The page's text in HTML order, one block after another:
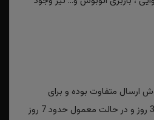
ارسال متفاوت بوده و برای
روش‌های سریع بین 2 تا 3 روز و در حالت معمول حدود 7 روز